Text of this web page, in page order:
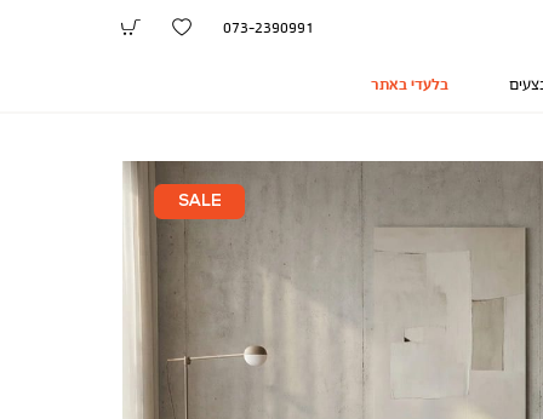
073-2390991
בלעדי באתר
SALE